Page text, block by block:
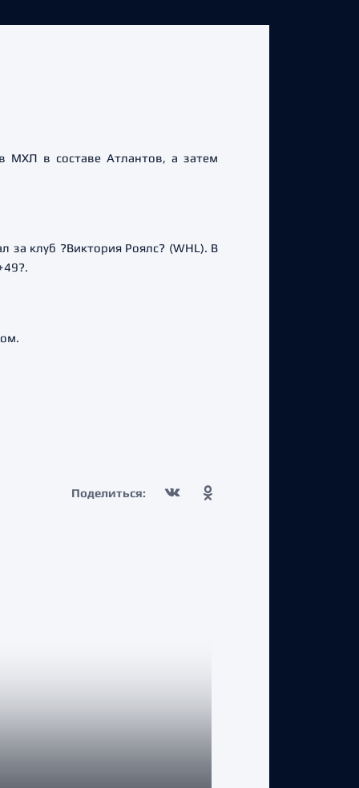
МХЛ в составе Атлантов, а затем
за клуб ?Виктория Роялс? (WHL). В
Поделиться: